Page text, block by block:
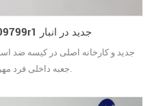
abb ci627a 3bse009799r1 جدید در انبار